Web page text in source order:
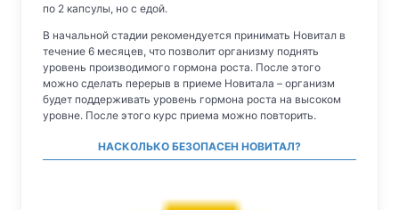
по 2 капсулы, но с едой.
В начальной стадии рекомендуется принимать Новитал в
течение 6 месяцев, что позволит организму поднять
уровень производимого гормона роста. После этого
можно сделать перерыв в приеме Новитала – организм
будет поддерживать уровень гормона роста на высоком
уровне. После этого курс приема можно повторить.
НАСКОЛЬКО БЕЗОПАСЕН НОВИТАЛ?